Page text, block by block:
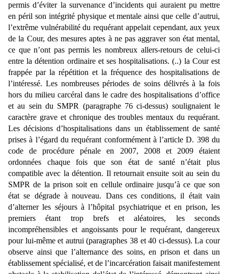
permis d’éviter la survenance d’incidents qui auraient pu mettre
en péril son intégrité physique et mentale ainsi que celle d’autrui,
l’extrême vulnérabilité du requérant appelait cependant, aux yeux
de la Cour, des mesures aptes à ne pas aggraver son état mental,
ce que n’ont pas permis les nombreux allers-retours de celui-ci
entre la détention ordinaire et ses hospitalisations. (..) la Cour est
frappée par la répétition et la fréquence des hospitalisations de
l’intéressé. Les nombreuses périodes de soins délivrés à la fois
hors du milieu carcéral dans le cadre des hospitalisations d’office
et au sein du SMPR (paragraphe 76 ci-dessus) soulignaient le
caractère grave et chronique des troubles mentaux du requérant.
Les décisions d’hospitalisations dans un établissement de santé
prises à l’égard du requérant conformément à l’article D. 398 du
code de procédure pénale en 2007, 2008 et 2009 étaient
ordonnées chaque fois que son état de santé n’était plus
compatible avec la détention. Il retournait ensuite soit au sein du
SMPR de la prison soit en cellule ordinaire jusqu’à ce que son
état se dégrade à nouveau. Dans ces conditions, il était vain
d’alterner les séjours à l’hôpital psychiatrique et en prison, les
premiers étant trop brefs et aléatoires, les seconds
incompréhensibles et angoissants pour le requérant, dangereux
pour lui-même et autrui (paragraphes 38 et 40 ci-dessus). La cour
observe ainsi que l’alternance des soins, en prison et dans un
établissement spécialisé, et de l’incarcération faisait manifestement